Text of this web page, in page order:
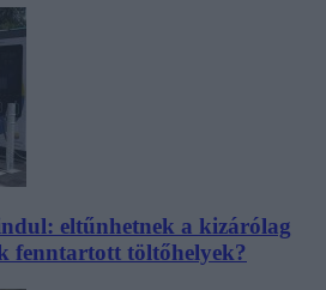
eltűnhetnek a kizárólag
fenntartott töltőhelyek?